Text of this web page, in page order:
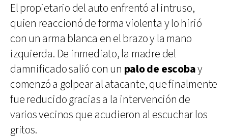
El propietario del auto enfrentó al intruso,
quien reaccionó de forma violenta y lo hirió
con un arma blanca en el brazo y la mano
izquierda. De inmediato, la madre del
damnificado salió con un palo de escobay
comenzó a golpear al atacante, que finalmente
fue reducido gracias a la intervención de
varios vecinos que acudieron al escuchar los
gritos.